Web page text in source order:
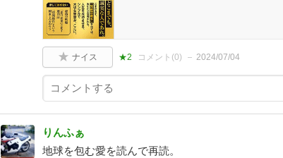
ナイス ★2 コメント(0) 2024/07/04
りんふぁ
地球を包む愛を読んで再読。